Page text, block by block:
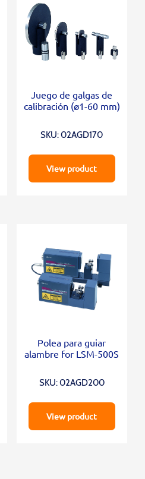
Juego de galgas de
calibración (ø1-60 mm)
SKU: 02AGD170
View product
Polea para guiar
alambre for LSM-500S
SKU: 02AGD200
View product